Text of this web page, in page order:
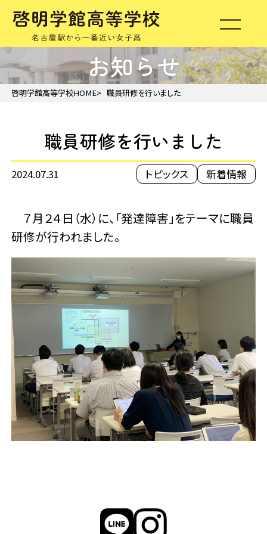
お知らせ
啓明学館高等学校HOME 職員研修を行いました
職員研修を行いました
2024.07.31 トピックス 新着情報
７月２４日（水）に、「発達障害」をテーマに職員
研修が行われました。